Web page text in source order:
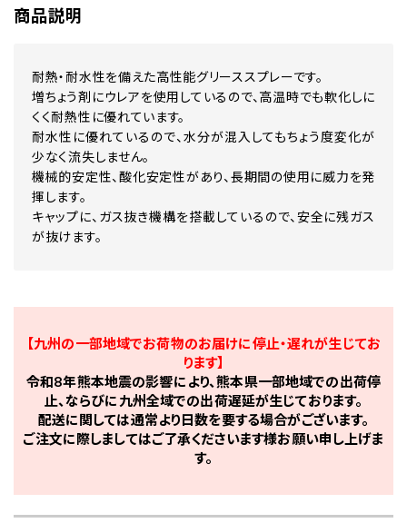
商品説明
耐熱・耐水性を備えた高性能グリーススプレーです。
増ちょう剤にウレアを使用しているので、高温時でも軟化しに
くく耐熱性に優れています。
耐水性に優れているので、水分が混入してもちょう度変化が
少なく流失しません。
機械的安定性、酸化安定性があり、長期間の使用に威力を発
揮します。
キャップに、ガス抜き機構を搭載しているので、安全に残ガス
が抜けます。
【九州の一部地域でお荷物のお届けに停止・遅れが生じてお
ります】
令和8年熊本地震の影響により、熊本県一部地域での出荷停
止、ならびに九州全域での出荷遅延が生じております。
配送に関しては通常より日数を要する場合がございます。
ご注文に際しましてはご了承くださいます様お願い申し上げま
す。